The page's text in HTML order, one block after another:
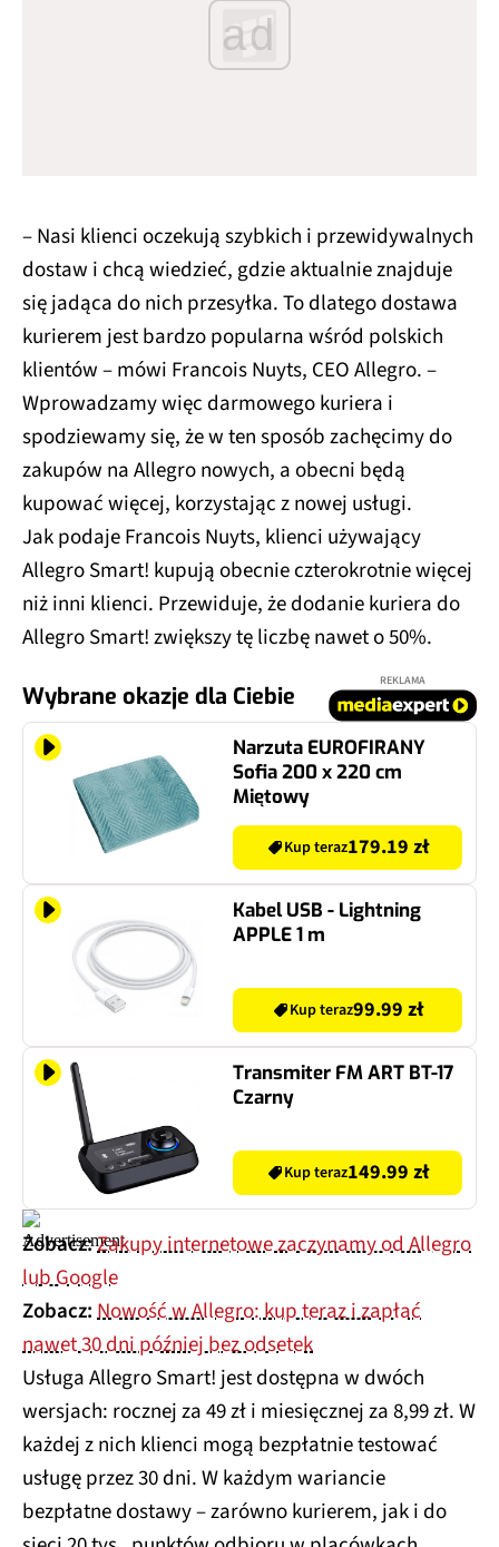
ad
– Nasi klienci oczekują szybkich i przewidywalnych
dostaw i chcą wiedzieć, gdzie aktualnie znajduje
się jadąca do nich przesyłka. To dlatego dostawa
kurierem jest bardzo popularna wśród polskich
klientów – mówi Francois Nuyts, CEO Allegro. –
Wprowadzamy więc darmowego kuriera i
spodziewamy się, że w ten sposób zachęcimy do
zakupów na Allegro nowych, a obecni będą
kupować więcej, korzystając z nowej usługi.
Jak podaje Francois Nuyts, klienci używający
Allegro Smart! kupują obecnie czterokrotnie więcej
niż inni klienci. Przewiduje, że dodanie kuriera do
Allegro Smart! zwiększy tę liczbę nawet o 50%.
Wybrane okazje dla Ciebie
REKLAMA
Narzuta EUROFIRANY
Sofia 200 x 220 cm
Miętowy
Kup teraz179.19 zł
Kabel USB - Lightning
APPLE 1 m
Kup teraz99.99 zł
Transmiter FM ART BT-17
Czarny
Kup teraz149.99 zł
Zobacz:Zakupy internetowe zaczynamy od Allegro
lub Google
Zobacz:Nowość w Allegro: kup teraz i zapłać
nawet 30 dni później bez odsetek
Usługa Allegro Smart! jest dostępna w dwóch
wersjach: rocznej za 49 zł i miesięcznej za 8,99 zł. W
każdej z nich klienci mogą bezpłatnie testować
usługę przez 30 dni. W każdym wariancie
bezpłatne dostawy – zarówno kurierem, jak i do